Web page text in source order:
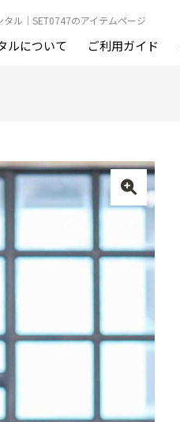
ル｜SET0747のアイテムページ
ルについて ご利用ガイド